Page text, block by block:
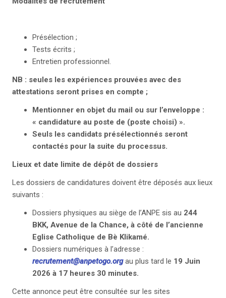
Présélection ;
Tests écrits ;
Entretien professionnel.
NB : seules les expériences prouvées avec des
attestations seront prises en compte ;
Mentionner en objet du mail ou sur l’enveloppe :
« candidature au poste de (poste choisi) ».
Seuls les candidats présélectionnés seront
contactés pour la suite du processus.
Lieux et date limite de dépôt de dossiers
Les dossiers de candidatures doivent être déposés aux lieux
suivants :
Dossiers physiques au siège de l’ANPE sis au 244
BKK, Avenue de la Chance, à côté de l’ancienne
Eglise Catholique de Bè Klikamé.
Dossiers numériques à l’adresse :
recrutement@anpetogo.orgau plus tard le 19 Juin
2026 à 17 heures 30 minutes.
Cette annonce peut être consultée sur les sites